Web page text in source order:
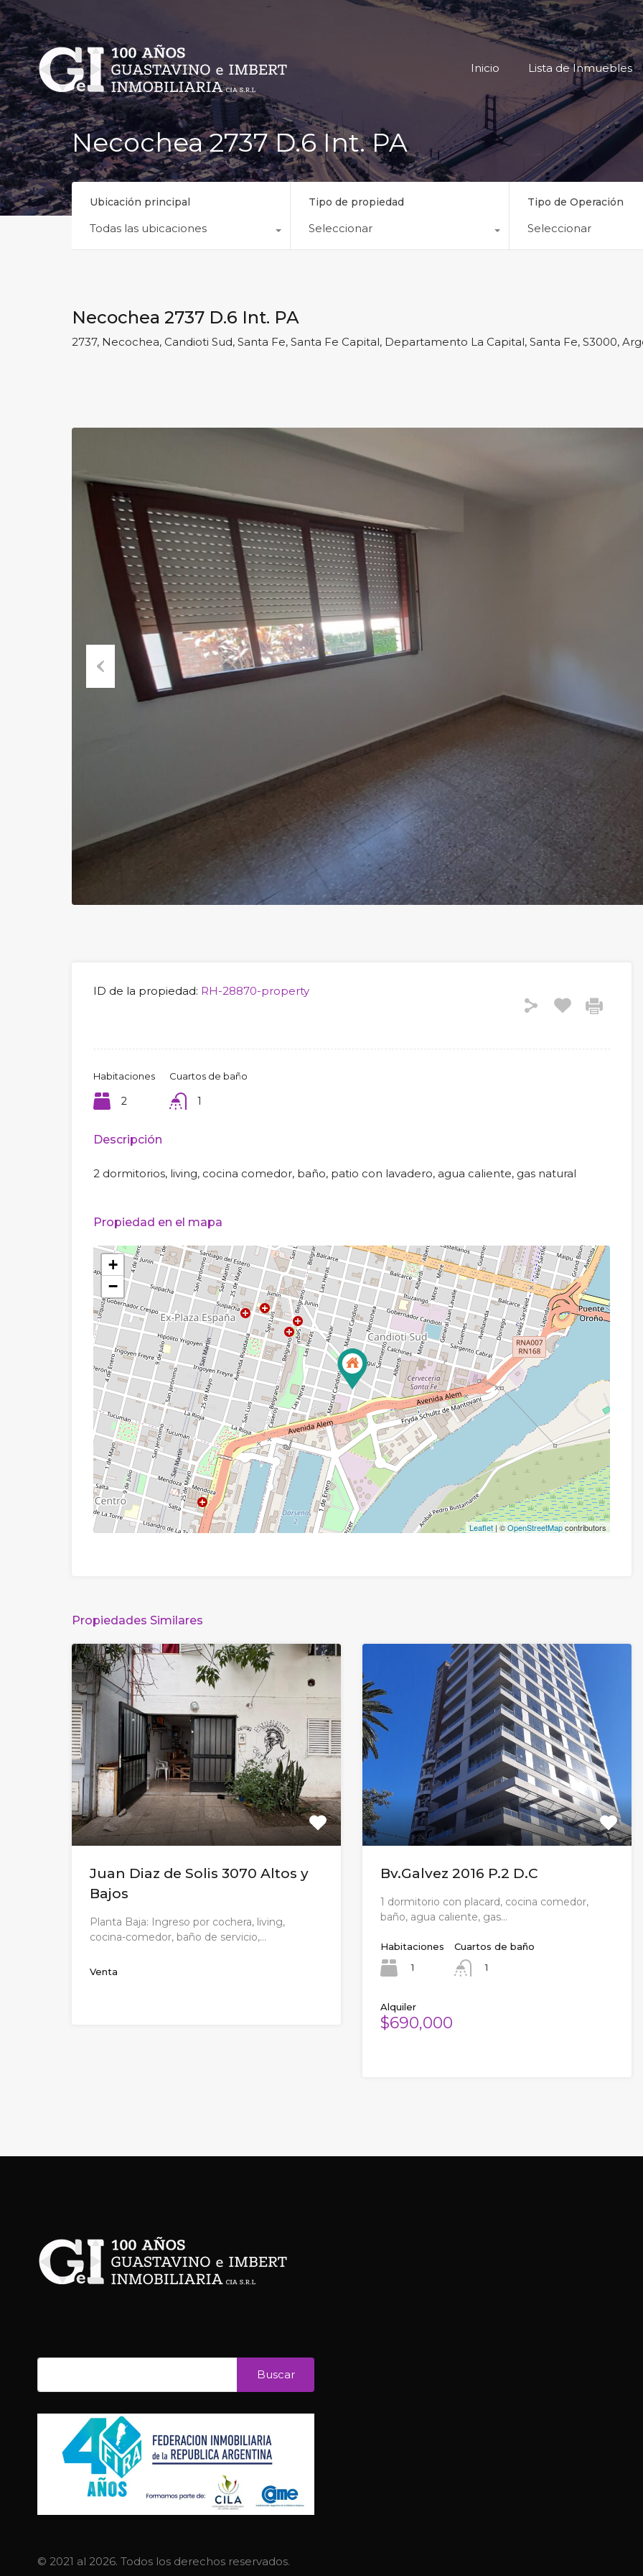
Inicio Lista
Inicio Lista de Inmuebles
Necochea 2737 D.6 Int. PA
Ubicación principal
Todas las ubicaciones
Tipo de propiedad
Seleccionar
Tipo de Operación
Seleccionar
Necochea 2737 D.6 Int. PA
2737, Necochea, Candioti Sud, Santa Fe, Santa Fe Capital, Departamento La Capital, Santa Fe, S3000,
ID de la propiedad: RH-28870-property
Habitaciones
2
Cuartos de baño
1
Descripción
2 dormitorios, living, cocina comedor, baño, patio con lavadero, agua caliente, gas natural
Propiedad en el mapa
+
−
Leaflet| ©OpenStreetMapcontributors
Propiedades Similares
Juan Diaz de Solis 3070 Altos y
Bajos
Planta Baja: Ingreso por cochera, living,
cocina-comedor, baño de servicio,…
Venta
Bv.Galvez 2016 P.2 D.C
1 dormitorio con placard, cocina comedor,
baño, agua caliente, gas…
Habitaciones
1
Cuartos de baño
1
Alquiler
$690,000
© 2021 al 2026. Todos los derechos reservados.